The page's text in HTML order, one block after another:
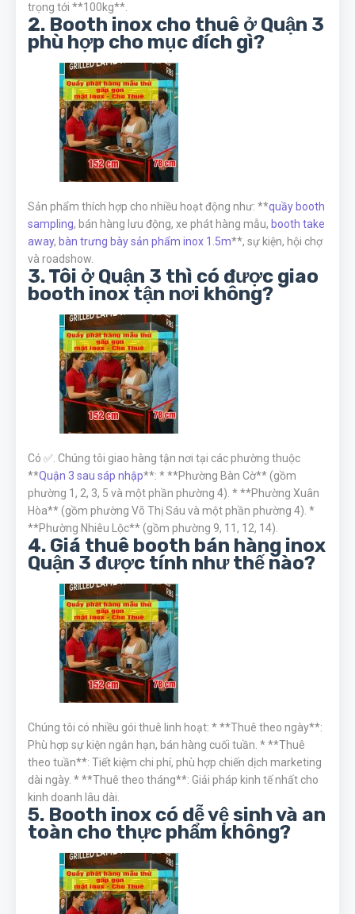
trọng tới **100kg**.
2. Booth inox cho thuê ở Quận 3
phù hợp cho mục đích gì?
Sản phẩm thích hợp cho nhiều hoạt động như: **quầy booth
sampling, bán hàng lưu động, xe phát hàng mẫu, booth take
away, bàn trưng bày sản phẩm inox 1.5m**, sự kiện, hội chợ
và roadshow.
3. Tôi ở Quận 3 thì có được giao
booth inox tận nơi không?
Có ✅. Chúng tôi giao hàng tận nơi tại các phường thuộc
**Quận 3 sau sáp nhập**: * **Phường Bàn Cờ** (gồm
phường 1, 2, 3, 5 và một phần phường 4). * **Phường Xuân
Hòa** (gồm phường Võ Thị Sáu và một phần phường 4). *
**Phường Nhiêu Lộc** (gồm phường 9, 11, 12, 14).
4. Giá thuê booth bán hàng inox
Quận 3 được tính như thế nào?
Chúng tôi có nhiều gói thuê linh hoạt: * **Thuê theo ngày**:
Phù hợp sự kiện ngắn hạn, bán hàng cuối tuần. * **Thuê
theo tuần**: Tiết kiệm chi phí, phù hợp chiến dịch marketing
dài ngày. * **Thuê theo tháng**: Giải pháp kinh tế nhất cho
kinh doanh lâu dài.
5. Booth inox có dễ vệ sinh và an
toàn cho thực phẩm không?